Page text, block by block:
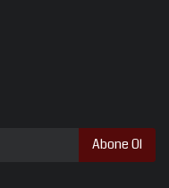
Abone Ol